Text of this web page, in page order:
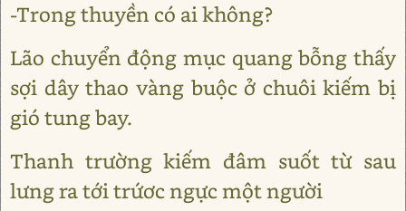
-Trong thuyền có ai không?
Lão chuyển động mục quang bỗng thấy
sợi dây thao vàng buộc ở chuôi kiếm bị
gió tung bay.
Thanh trường kiếm đâm suốt từ sau
lưng ra tới trứơc ngực một người